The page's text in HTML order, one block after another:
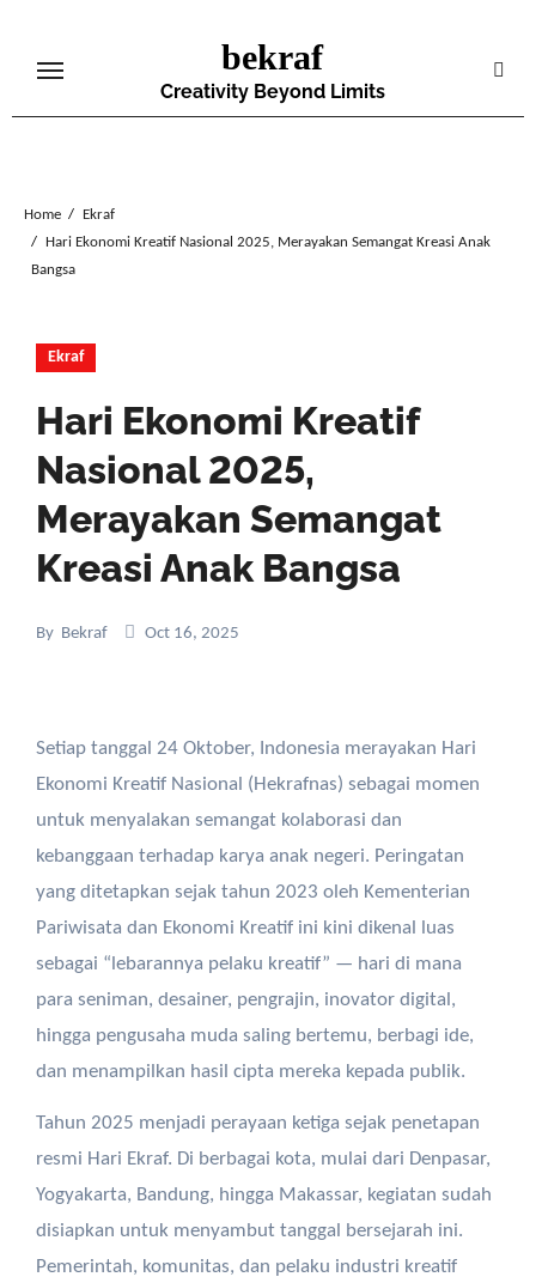
content
bekraf
Creativity Beyond Limits
Home
Ekraf
Hari Ekonomi Kreatif Nasional 2025, Merayakan Semangat Kreasi Anak
Bangsa
Ekraf
Hari Ekonomi Kreatif
Nasional 2025,
Merayakan Semangat
Kreasi Anak Bangsa
By Bekraf Oct 16, 2025
Setiap tanggal 24 Oktober, Indonesia merayakan Hari
Ekonomi Kreatif Nasional (Hekrafnas) sebagai momen
untuk menyalakan semangat kolaborasi dan
kebanggaan terhadap karya anak negeri. Peringatan
yang ditetapkan sejak tahun 2023 oleh Kementerian
Pariwisata dan Ekonomi Kreatif ini kini dikenal luas
sebagai “lebarannya pelaku kreatif” — hari di mana
para seniman, desainer, pengrajin, inovator digital,
hingga pengusaha muda saling bertemu, berbagi ide,
dan menampilkan hasil cipta mereka kepada publik.
Tahun 2025 menjadi perayaan ketiga sejak penetapan
resmi Hari Ekraf. Di berbagai kota, mulai dari Denpasar,
Yogyakarta, Bandung, hingga Makassar, kegiatan sudah
disiapkan untuk menyambut tanggal bersejarah ini.
Pemerintah, komunitas, dan pelaku industri kreatif